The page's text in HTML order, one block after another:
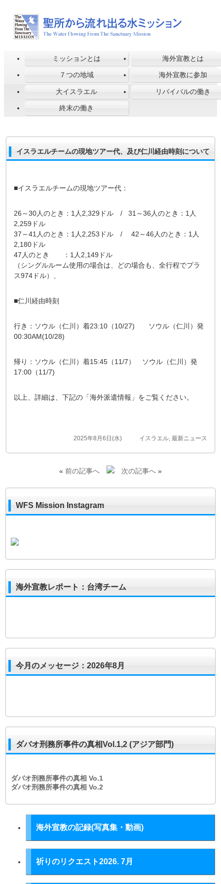
ミッションとは 海外宣教とは
７つの地域 海外宣教に参加
大イスラエル リバイバルの働き
終末の働き
イスラエルチームの現地ツアー代、及び仁川経由時刻について
■イスラエルチームの現地ツアー代：
26～30人のとき：1人2,329ドル / 31～36人のとき：1人
2,259ドル
37～41人のとき：1人2,253ドル / 42～46人のとき：1人
2,180ドル
47人のとき ：1人2,149ドル
（シングルルーム使用の場合は、どの場合も、全行程でプラ
ス974ドル）、
■仁川経由時刻
行き：ソウル（仁川）着23:10（10/27) ソウル（仁川）発
00:30AM(10/28)
帰り：ソウル（仁川）着15:45（11/7） ソウル（仁川）発
17:00（11/7)
以上、詳細は、下記の「海外派遣情報」をご覧ください。
2025年8月6日(水) イスラエル, 最新ニュース
« 前の記事へ 次の記事へ»
WFS Mission Instagram
海外宣教レポート：台湾チーム
今月のメッセージ：2026年8月
ダバオ刑務所事件の真相Vol.1,2 (アジア部門)
ダバオ刑務所事件の真相Vo.1
ダバオ刑務所事件の真相Vo.2
海外宣教の記録(写真集・動画)
祈りのリクエスト2026. 7月